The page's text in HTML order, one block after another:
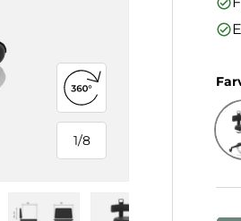
1/
af
8
Åbn 360°-visning